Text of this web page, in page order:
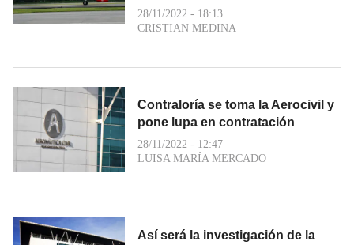
28/11/2022 - 18:13
CRISTIAN MEDINA
Contraloría se toma la Aerocivil y
pone lupa en contratación
28/11/2022 - 12:47
LUISA MARÍA MERCADO
Así será la investigación de la